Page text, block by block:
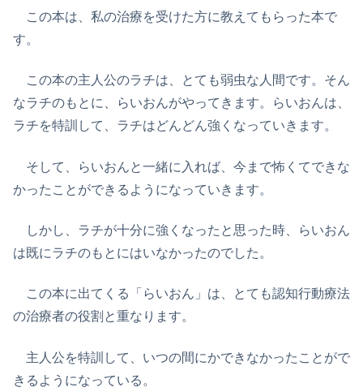
この本は、私の治療を受けた方に教えてもらった本で
す。
この本の主人公のラチは、とても弱虫な人間です。そん
なラチのもとに、らいおんがやってきます。らいおんは、
ラチを特訓して、ラチはどんどん強くなっていきます。
そして、らいおんと一緒に入れば、今まで怖くてできな
かったことができるようになっていきます。
しかし、ラチが十分に強くなったと思った時、らいおん
は既にラチのもとにはいなかったのでした。
この本に出てくる「らいおん」は、とても認知行動療法
の治療者の役割と重なります。
主人公を特訓して、いつの間にかできなかったことがで
きるようになっている。